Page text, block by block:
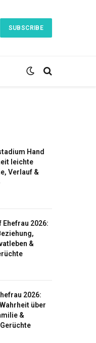
SUBSCRIBE
Hand
leichte
Verlauf &
2026:
&
2026:
über
&